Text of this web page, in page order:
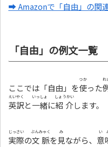
➡ Amazonで「自由」の関
「自由」の例文一覧
ここでは「自由」を使
つか
った
れ
英訳
えいやく
と一緒
いっしょ
に紹介
しょうかい
します。
実際
じっさい
の文脈
ぶんみゃく
を見
み
ながら、 意
い